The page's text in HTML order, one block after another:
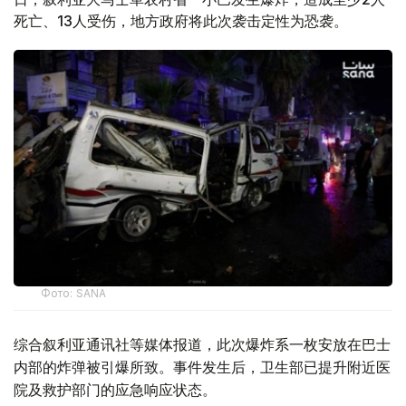
死亡、13人受伤，地方政府将此次袭击定性为恐袭。
Фото: SANA
综合叙利亚通讯社等媒体报道，此次爆炸系一枚安放在巴士
内部的炸弹被引爆所致。事件发生后，卫生部已提升附近医
院及救护部门的应急响应状态。